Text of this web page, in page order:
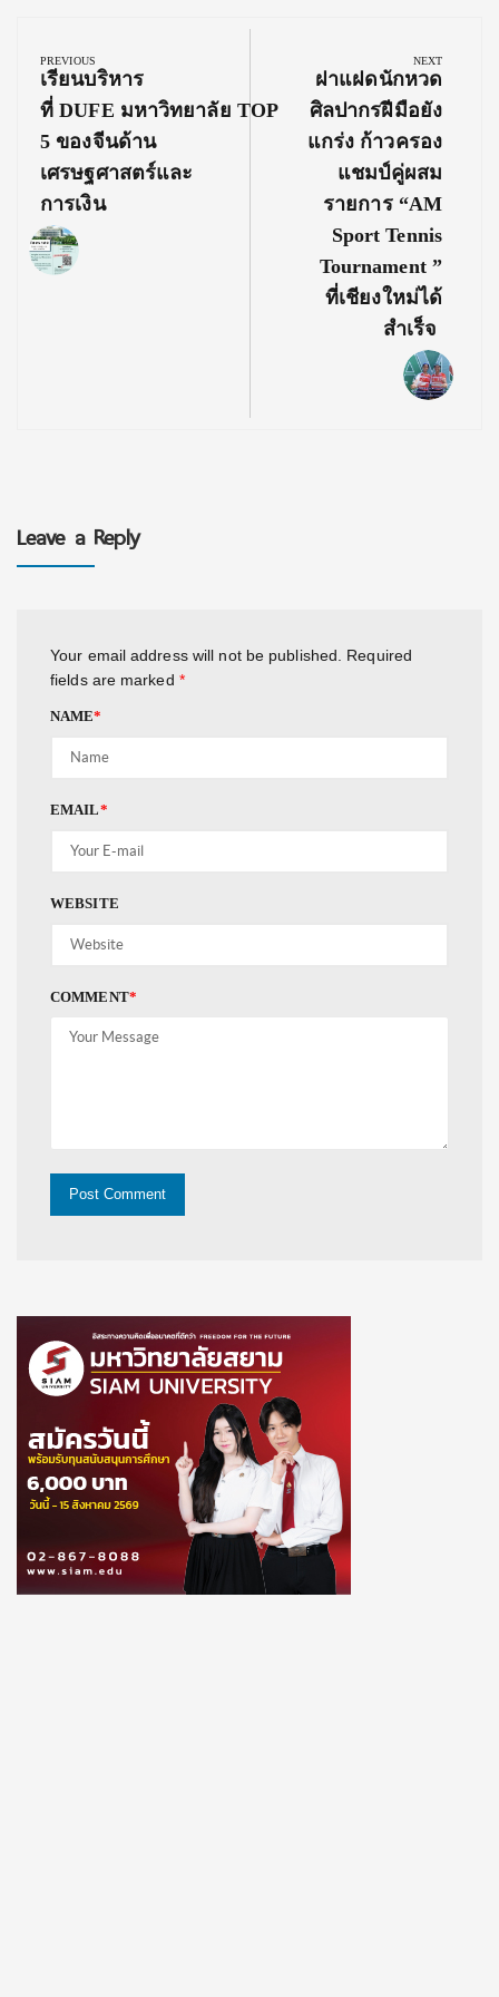
navigation
PREVIOUS
Previous
Post:
เรียนบริหาร
ที่ DUFE มหาวิทยาลัย TOP
5 ของจีนด้าน
เศรษฐศาสตร์และ
การเงิน
NEXT
Next
Post:
ฝาแฝดนักหวด
ศิลปากรฝีมือยัง
แกร่ง ก้าวครอง
แชมป์คู่ผสม
รายการ “AM
Sport Tennis
Tournament ”
ที่เชียงใหม่ได้
สำเร็จ
Leave a Reply
Your email address will not be published.
Required
fields are marked *
NAME*
EMAIL*
WEBSITE
COMMENT*